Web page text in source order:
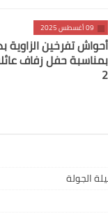
09 أغسطس 2025
أحواش تفرخين الزاوية
بمناسبة حفل زفاف
2
الجولة